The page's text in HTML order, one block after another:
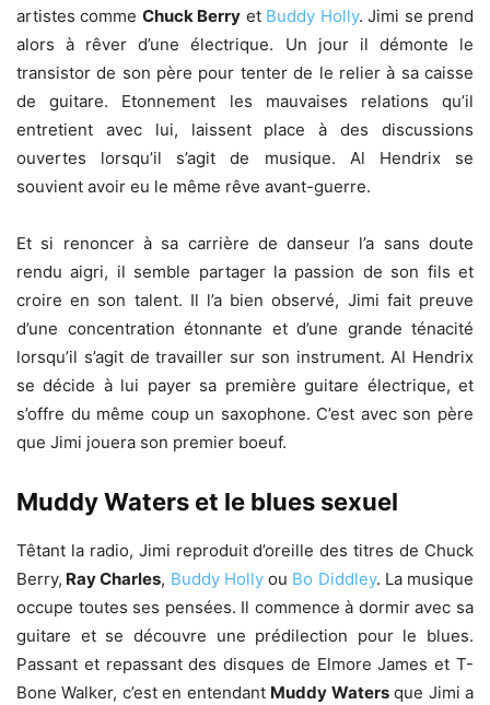
artistes comme Chuck Berry et Buddy Holly. Jimi se prend
alors à rêver d’une électrique. Un jour il démonte le
transistor de son père pour tenter de le relier à sa caisse
de guitare. Etonnement les mauvaises relations qu’il
entretient avec lui, laissent place à des discussions
ouvertes lorsqu’il s’agit de musique. Al Hendrix se
souvient avoir eu le même rêve avant-guerre.
Et si renoncer à sa carrière de danseur l’a sans doute
rendu aigri, il semble partager la passion de son fils et
croire en son talent. Il l’a bien observé, Jimi fait preuve
d’une concentration étonnante et d’une grande ténacité
lorsqu’il s’agit de travailler sur son instrument. Al Hendrix
se décide à lui payer sa première guitare électrique, et
s’offre du même coup un saxophone. C’est avec son père
que Jimi jouera son premier boeuf.
Muddy Waters et le blues sexuel
Têtant la radio, Jimi reproduit d’oreille des titres de Chuck
Berry, Ray Charles, Buddy Hollyou Bo Diddley. La musique
occupe toutes ses pensées. Il commence à dormir avec sa
guitare et se découvre une prédilection pour le blues.
Passant et repassant des disques de Elmore James et T-
Bone Walker, c’est en entendant Muddy Watersque Jimi a